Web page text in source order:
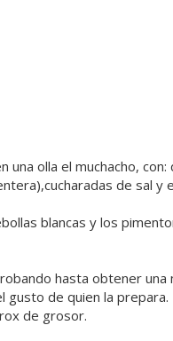
olla el muchacho,
de sal y
blancas y los
hasta obtener una
gusto de quien la prepara.
de grosor.